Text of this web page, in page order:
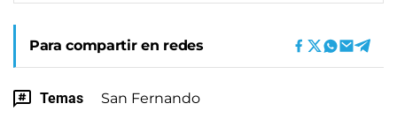
Para compartir en redes
Temas San Fernando